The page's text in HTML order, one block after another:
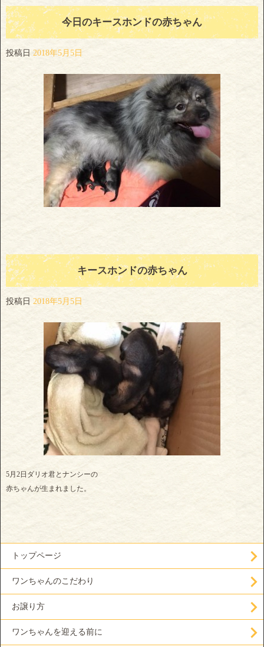
今日のキースホンドの赤ちゃん
投稿日 2018年5月5日
キースホンドの赤ちゃん
投稿日 2018年5月5日
5月2日ダリオ君とナンシーの
赤ちゃんが生まれました。
トップページ
ワンちゃんのこだわり
お譲り方
ワンちゃんを迎える前に